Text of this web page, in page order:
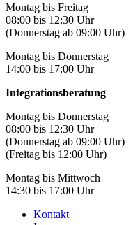
Montag bis Freitag
08:00 bis 12:30 Uhr
(Donnerstag ab 09:00 Uhr)
Montag bis Donnerstag
14:00 bis 17:00 Uhr
Integrationsberatung
Montag bis Donnerstag
08:00 bis 12:30 Uhr
(Donnerstag ab 09:00 Uhr)
(Freitag bis 12:00 Uhr)
Montag bis Mittwoch
14:30 bis 17:00 Uhr
Kontakt